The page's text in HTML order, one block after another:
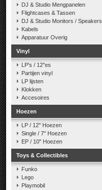
DJ & Studio Mengpanelen
Flightcases & Tassen
DJ & Studio Monitors / Speakers
Kabels
Apparatuur Overig
Vinyl
LP's / 12"es
Partijen vinyl
LP lijsten
Klokken
Accesoires
Hoezen
LP / 12" Hoezen
Single / 7" Hoezen
EP / 10" Hoezen
Toys & Collectibles
Funko
Lego
Playmobil